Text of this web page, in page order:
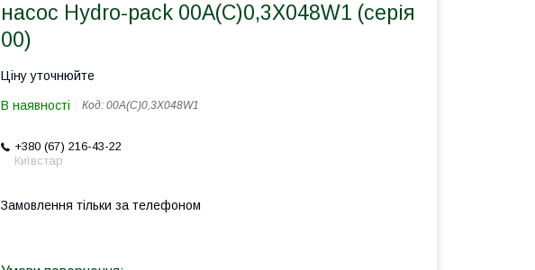
насос Hydro-pack 00A(C)0,3X048W1 (серія
00)
Ціну уточнюйте
В наявності Код: 00A(C)0,3X048W1
+380 (67) 216-43-22
Київстар
Замовлення тільки за телефоном